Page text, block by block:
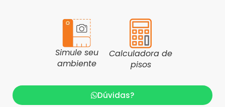
Simule seu
ambiente
Calculadora de
pisos
Dúvidas?